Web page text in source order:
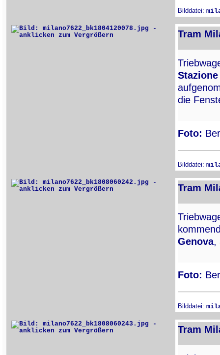
Bilddatei:
Tram
die
Foto:
Bilddatei:
Tram
Genova,
Foto:
Bilddatei:
Tram